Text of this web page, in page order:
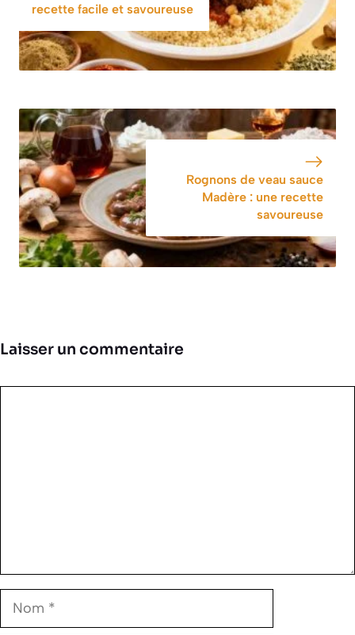
recette facile et savoureuse
Rognons de veau sauce
Madère : une recette
savoureuse
Laisser un commentaire
Nom